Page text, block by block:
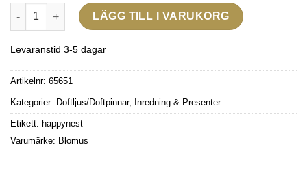
Fraga Doftljus Sea Salt Sage Ø6 cm Withered Rose mängd
LÄGG TILL I VARUKORG
Levaranstid 3-5 dagar
Artikelnr: 65651
Kategorier: Doftljus/Doftpinnar, Inredning & Presenter
Etikett: happynest
Varumärke: Blomus